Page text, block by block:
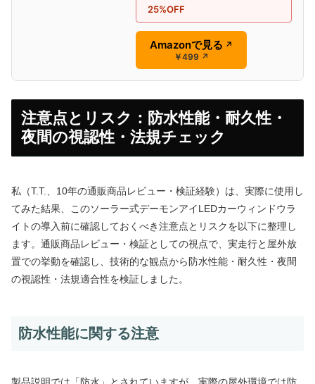
25%OFF
Amazonで見る ↗
￥499 ↗
注意点とリスク：防水性能・耐久性・
夜間の視認性・法規チェック
私（T.T.、10年の通販商品レビュー・検証経験）は、実際に使用し
てみた結果、このソーラー式デーモンアイLEDカーウィンドウラ
イトの導入前に確認しておくべき注意点とリスクを以下に整理し
ます。通販商品レビュー・検証としての視点で、実走行と屋外放
置での挙動を確認し、技術的な観点から防水性能・耐久性・夜間
の視認性・法規適合性を検証しました。
防水性能に関する注意